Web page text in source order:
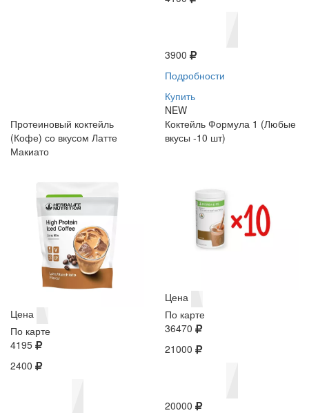
3900
Подробности
Купить
NEW
Протеиновый коктейль
(Кофе) со вкусом Латте
Макиато
Цена
По карте
4195
2400
Коктейль Формула 1 (Любые
вкусы -10 шт)
Цена
По карте
36470
21000
20000